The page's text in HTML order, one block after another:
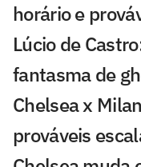
horário e
Lúcio de
fantasma de
Chelsea x
prováveis